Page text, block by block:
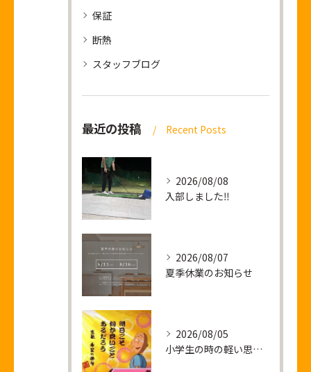
保証
断熱
スタッフブログ
最近の投稿 Recent Posts
2026/08/08
入部しました‼
2026/08/07
夏季休業のお知らせ
2026/08/05
小学生の時の軽い思い出話し